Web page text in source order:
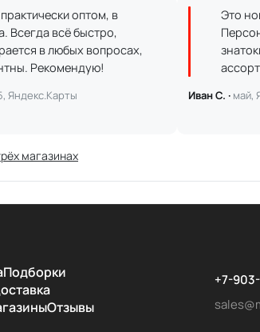
оптом, в
Всегда всё быстро,
в любых вопросах,
Рекомендую!
Яндекс.Карты
Это
Иван С. · май,
магазинах
Подборки
Отзывы
+7-